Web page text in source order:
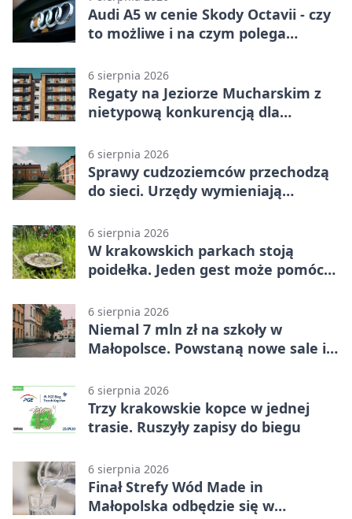
Audi A5 w cenie Skody Octavii - czy
to możliwe i na czym polega
6 sierpnia 2026
Regaty na Jeziorze Mucharskim z
nietypową konkurencją dla
6 sierpnia 2026
Sprawy cudzoziemców przechodzą
do sieci. Urzędy wymieniają
6 sierpnia 2026
W krakowskich parkach stoją
poidełka. Jeden gest może pomóc
6 sierpnia 2026
Niemal 7 mln zł na szkoły w
Małopolsce. Powstaną nowe sale i
6 sierpnia 2026
Trzy krakowskie kopce w jednej
trasie. Ruszyły zapisy do biegu
6 sierpnia 2026
Finał Strefy Wód Made in
Małopolska odbędzie się w